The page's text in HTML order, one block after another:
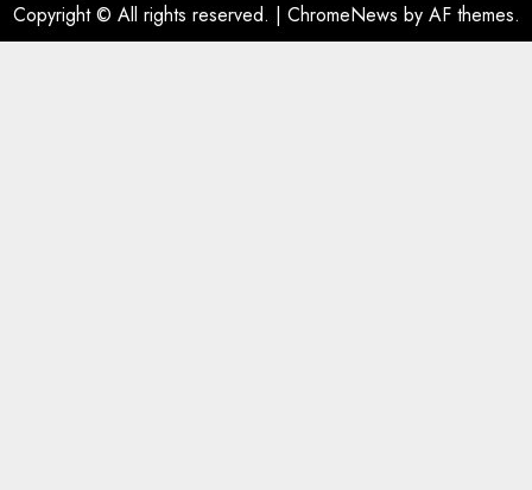
Copyright © All rights reserved. | ChromeNews by AF themes.